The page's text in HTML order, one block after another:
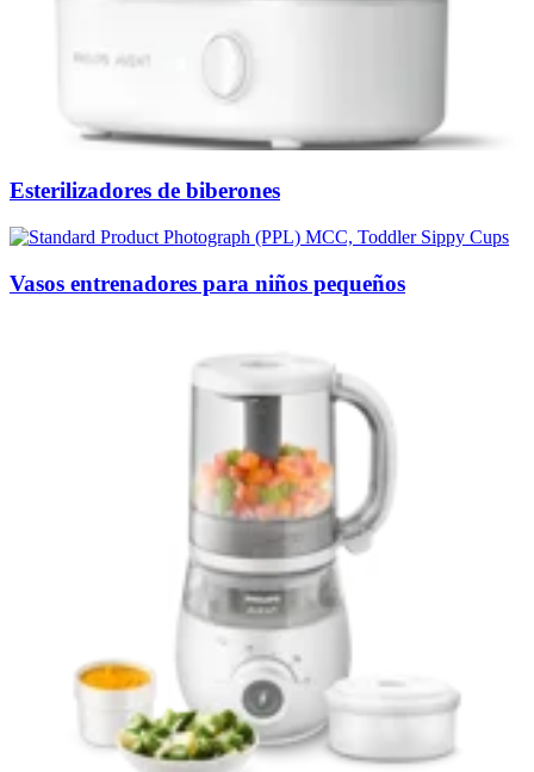
Esterilizadores de biberones
Vasos entrenadores para niños pequeños